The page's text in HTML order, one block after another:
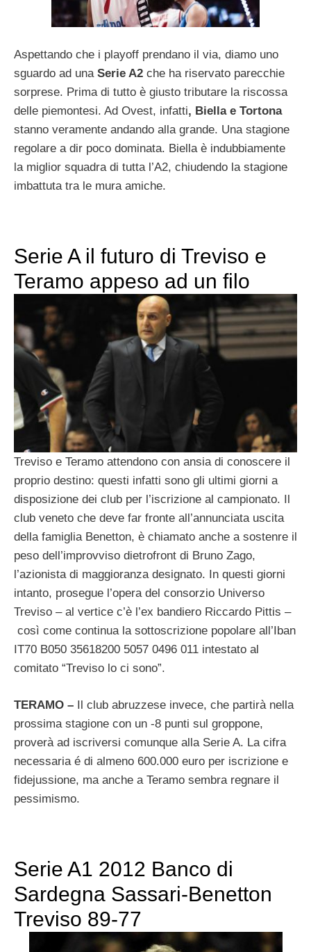
Aspettando che i playoff prendano il via, diamo uno
sguardo ad una Serie A2 che ha riservato parecchie
sorprese. Prima di tutto è giusto tributare la riscossa
delle piemontesi. Ad Ovest, infatti, Biella e Tortona
stanno veramente andando alla grande. Una stagione
regolare a dir poco dominata. Biella è indubbiamente
la miglior squadra di tutta l’A2, chiudendo la stagione
imbattuta tra le mura amiche.
Serie A il futuro di Treviso e
Teramo appeso ad un filo
Treviso e Teramo attendono con ansia di conoscere il
proprio destino: questi infatti sono gli ultimi giorni a
disposizione dei club per l’iscrizione al campionato. Il
club veneto che deve far fronte all’annunciata uscita
della famiglia Benetton, è chiamato anche a sostenre il
peso dell’improvviso dietrofront di Bruno Zago,
l’azionista di maggioranza designato. In questi giorni
intanto, prosegue l’opera del consorzio Universo
Treviso – al vertice c’è l’ex bandiero Riccardo Pittis –
così come continua la sottoscrizione popolare all’Iban
IT70 B050 35618200 5057 0496 011 intestato al
comitato “Treviso lo ci sono”.
TERAMO – Il club abruzzese invece, che partirà nella
prossima stagione con un -8 punti sul groppone,
proverà ad iscriversi comunque alla Serie A. La cifra
necessaria é di almeno 600.000 euro per iscrizione e
fidejussione, ma anche a Teramo sembra regnare il
pessimismo.
Serie A1 2012 Banco di
Sardegna Sassari-Benetton
Treviso 89-77